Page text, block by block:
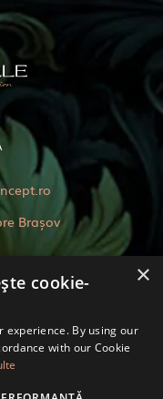
Brașov
REZERVATE
×
cookie-
experience. By using our
with our Cookie